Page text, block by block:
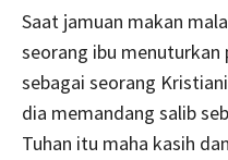
Saat jamuan makan
seorang ibu menuturkan
sebagai seorang
dia memandang salib
Tuhan itu maha kasih